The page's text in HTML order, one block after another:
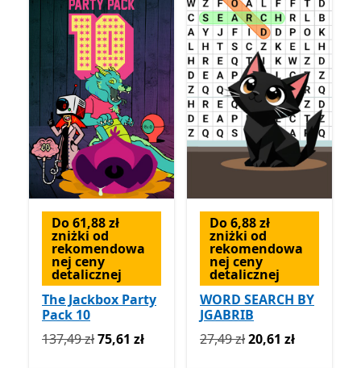
Do 61,88 zł
zniżki od
rekomendowa
nej ceny
detalicznej
The Jackbox Party
Pack 10
Pierwotnie 137,49 zł teraz 75,61 zł
137,49 zł75,61 zł
Do 6,88 zł
zniżki od
rekomendowa
nej ceny
detalicznej
WORD SEARCH BY
JGABRIB
Pierwotnie 27,49 zł teraz
27,49 zł20,61 zł